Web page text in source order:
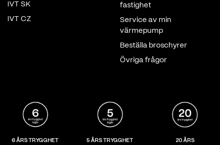
IVT SK
IVT CZ
fastighet
Service av min
värmepump
Beställa broschyrer
Övriga frågor
6 ÅRS TRYGGHET 5 ÅRS TRYGGHET
20 ÅRS